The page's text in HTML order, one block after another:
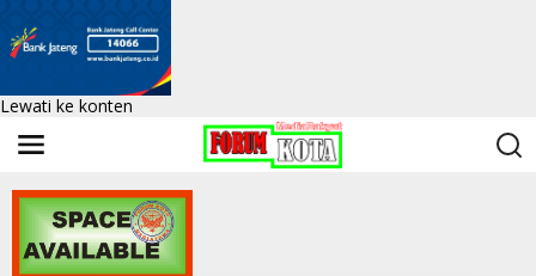
Lewati ke konten